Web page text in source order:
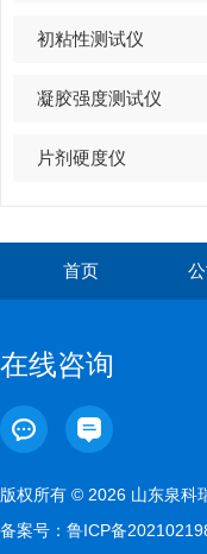
初粘性测试仪
凝胶强度测试仪
片剂硬度仪
首页
在线咨询
版权所有 © 2026 山东泉
备案号： 鲁ICP备